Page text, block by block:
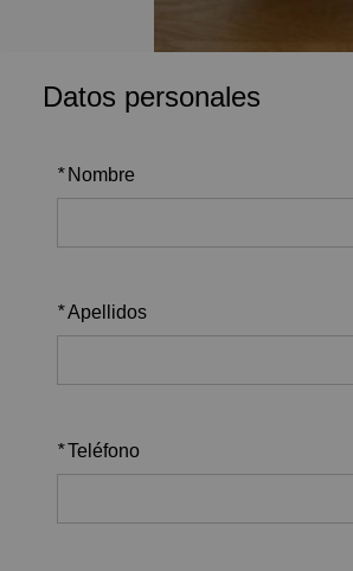
Datos personales
* Nombre
*Apellidos
*Teléfono